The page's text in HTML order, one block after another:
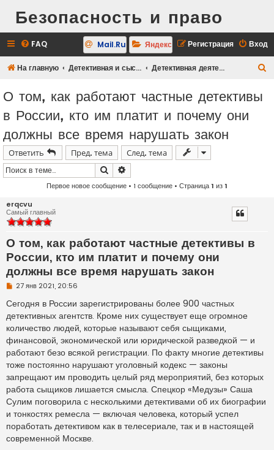
Безопасность и право
FAQ Вход
Регистрация
Mail.Ru Яндекс
На главную Детективная и сыскная деятельность Детективная деятельность
О том, как работают частные детективы
в России, кто им платит и почему они
должны все время нарушать закон
Ответить Пред. тема
След. тема
Поиск
Первое новое сообщение • 1 сообщение • Страница1 из1
erqcvu
Самый главный
О том, как работают частные детективы в
России, кто им платит и почему они
должны все время нарушать закон
Н
п
р
о
ч
и
т
а
н
н
е
с
о
б
е
н
и
27 янв 2021, 20:56
Сегодня в России зарегистрированы более 900 частных
детективных агентств. Кроме них существует еще огромное
количество людей, которые называют себя сыщиками,
финансовой, экономической или юридической разведкой — и
работают безо всякой регистрации. По факту многие детективы
тоже постоянно нарушают уголовный кодекс — законы
запрещают им проводить целый ряд мероприятий, без которых
работа сыщиков лишается смысла. Спецкор «Медузы» Саша
Сулим поговорила с несколькими детективами об их биографии
и тонкостях ремесла — включая человека, который успел
поработать детективом как в телесериале, так и в настоящей
современной Москве.